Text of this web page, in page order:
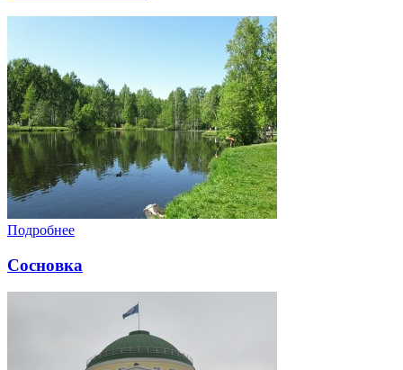
Подробнее
Сосновка